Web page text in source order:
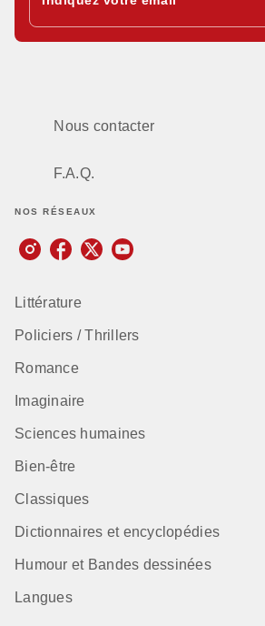
Nous contacter
F.A.Q.
NOS RÉSEAUX
Littérature
Policiers / Thrillers
Romance
Imaginaire
Sciences humaines
Bien-être
Classiques
Dictionnaires et encyclopédies
Humour et Bandes dessinées
Langues